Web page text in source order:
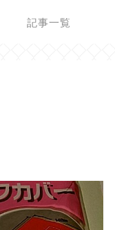
記事一覧